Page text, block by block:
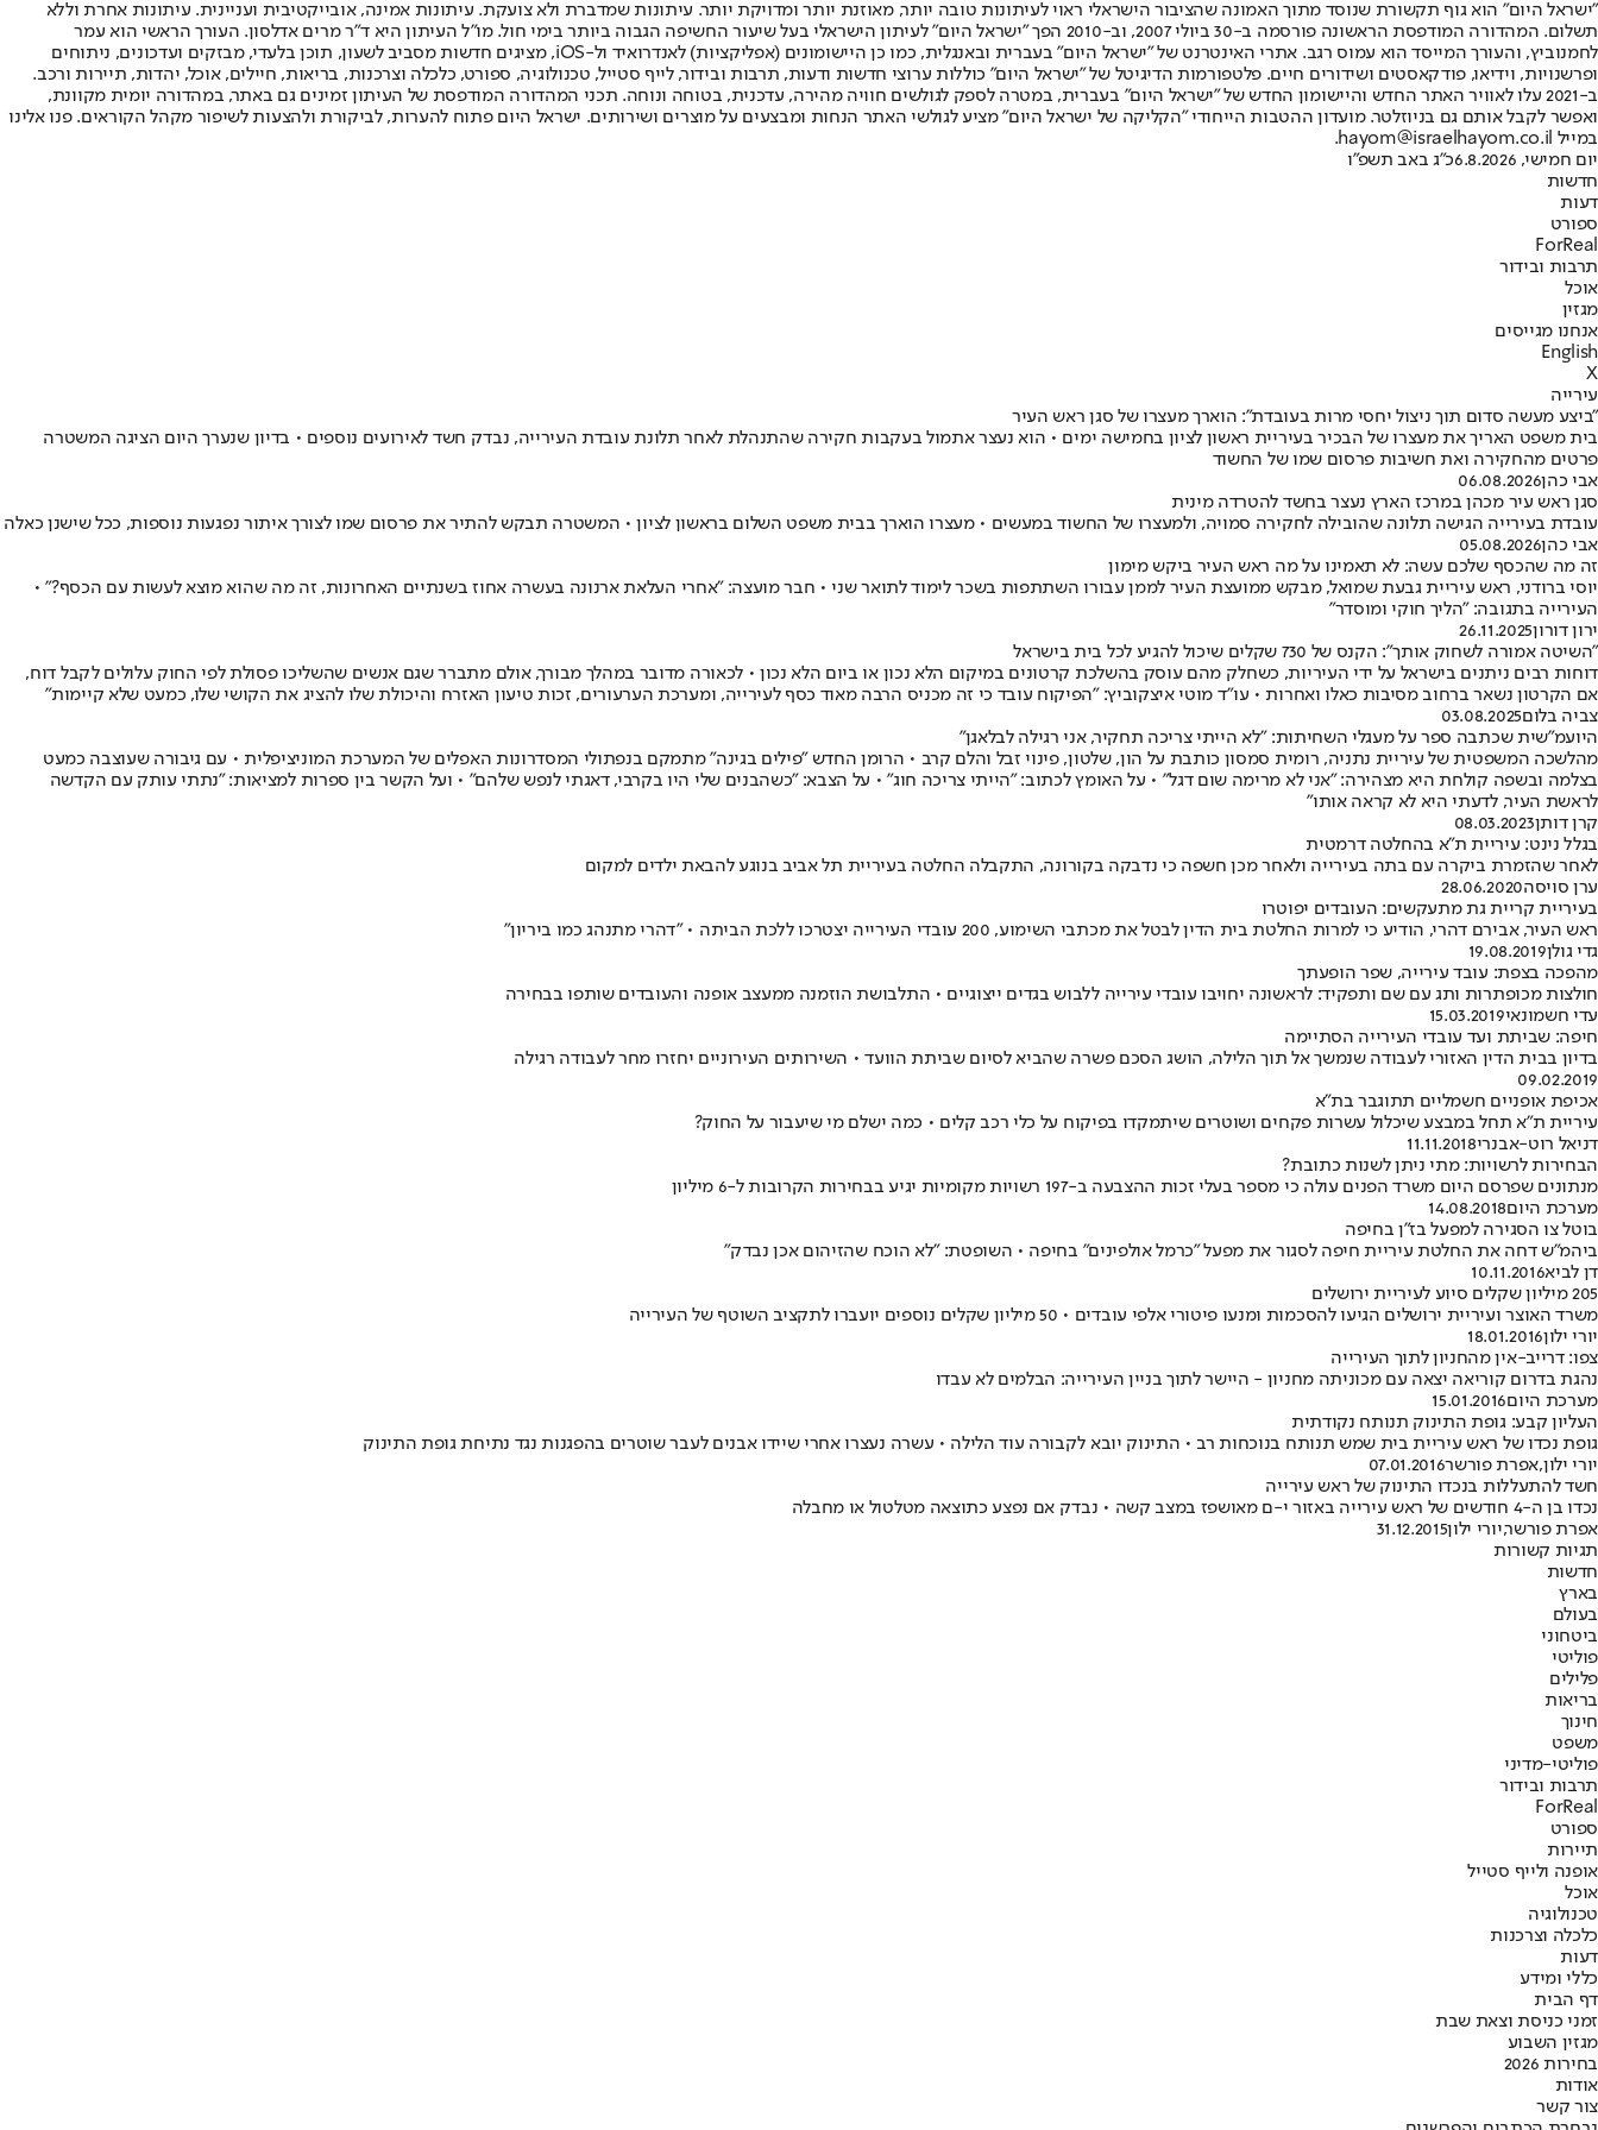
"ישראל היום" הוא גוף תקשורת שנוסד מתוך האמונה שהציבור הישראלי ראוי לעיתונות טובה יותר, מאוזנת יותר ומדויקת יותר. עיתונות שמדברת ולא צועקת. עיתונות אמינה, אובייקטיבית ועניינית. עיתונות אחרת וללא
תשלום. המהדורה המודפסת הראשונה פורסמה ב-30 ביולי 2007, וב-2010 הפך "ישראל היום" לעיתון הישראלי בעל שיעור החשיפה הגבוה ביותר בימי חול. מו"ל העיתון היא ד"ר מרים אדלסון. העורך הראשי הוא עמר
לחמנוביץ, והעורך המייסד הוא עמוס רגב. אתרי האינטרנט של "ישראל היום" בעברית ובאנגלית, כמו כן היישומונים (אפליקציות) לאנדרואיד ול-iOS, מציגים חדשות מסביב לשעון, תוכן בלעדי, מבזקים ועדכונים, ניתוחים
ופרשנויות, וידיאו, פודקאסטים ושידורים חיים. פלטפורמות הדיגיטל של "ישראל היום" כוללות ערוצי חדשות ודעות, תרבות ובידור, לייף סטייל, טכנולוגיה, ספורט, כלכלה וצרכנות, בריאות, חיילים, אוכל, יהדות, תיירות ורכב.
ב-2021 עלו לאוויר האתר החדש והיישומון החדש של "ישראל היום" בעברית, במטרה לספק לגולשים חוויה מהירה, עדכנית, בטוחה ונוחה. תכני המהדורה המודפסת של העיתון זמינים גם באתר, במהדורה יומית מקוונת,
ואפשר לקבל אותם גם בניוזלטר. מועדון ההטבות הייחודי "הקליקה של ישראל היום" מציע לגולשי האתר הנחות ומבצעים על מוצרים ושירותים. ישראל היום פתוח להערות, לביקורת ולהצעות לשיפור מקהל הקוראים. פנו אלינו
במייל hayom@israelhayom.co.il.
יום חמישי, 6.8.2026
כ"ג באב תשפ"ו
חדשות
דעות
ספורט
ForReal
תרבות ובידור
אוכל
מגזין
אנחנו מגייסים
English
X
עירייה
"ביצע מעשה סדום תוך ניצול יחסי מרות בעובדת": הוארך מעצרו של סגן ראש העיר
בית משפט האריך את מעצרו של הבכיר בעיריית ראשון לציון בחמישה ימים • הוא נעצר אתמול בעקבות חקירה שהתנהלת לאחר תלונת עובדת העירייה, נבדק חשד לאירועים נוספים • בדיון שנערך היום הציגה המשטרה
פרטים מהחקירה ואת חשיבות פרסום שמו של החשוד
אבי כהן06.08.2026
סגן ראש עיר מכהן במרכז הארץ נעצר בחשד להטרדה מינית
עובדת בעירייה הגישה תלונה שהובילה לחקירה סמויה, ולמעצרו של החשוד במעשים • מעצרו הוארך בבית משפט השלום בראשון לציון • המשטרה תבקש להתיר את פרסום שמו לצורך איתור נפגעות נוספות, ככל שישנן כאלה
אבי כהן05.08.2026
זה מה שהכסף שלכם עשה: לא תאמינו על מה ראש העיר ביקש מימון
יוסי ברודני, ראש עיריית גבעת שמואל, מבקש ממועצת העיר לממן עבורו השתתפות בשכר לימוד לתואר שני • חבר מועצה: "אחרי העלאת ארנונה בעשרה אחוז בשנתיים האחרונות, זה מה שהוא מוצא לעשות עם הכסף?" •
העירייה בתגובה: "הליך חוקי ומוסדר"
ירון דורון26.11.2025
"השיטה אמורה לשחוק אותך": הקנס של 730 שקלים שיכול להגיע לכל בית בישראל
דוחות רבים ניתנים בישראל על ידי העיריות, כשחלק מהם עוסק בהשלכת קרטונים במיקום הלא נכון או ביום הלא נכון • לכאורה מדובר במהלך מבורך, אולם מתברר שגם אנשים שהשליכו פסולת לפי החוק עלולים לקבל דוח,
אם הקרטון נשאר ברחוב מסיבות כאלו ואחרות • עו"ד מוטי איצקוביץ: "הפיקוח עובד כי זה מכניס הרבה מאוד כסף לעירייה, ומערכת הערעורים, זכות טיעון האזרח והיכולת שלו להציג את הקושי שלו, כמעט שלא קיימות"
צביה בלום03.08.2025
היועמ"שית שכתבה ספר על מעגלי השחיתות: "לא הייתי צריכה תחקיר, אני רגילה לבלאגן"
מהלשכה המשפטית של עיריית נתניה, רומית סמסון כותבת על הון, שלטון, פינוי זבל והלם קרב • הרומן החדש "פילים בגינה" מתמקם בנפתולי המסדרונות האפלים של המערכת המוניציפלית • עם גיבורה שעוצבה כמעט
בצלמה ובשפה קולחת היא מצהירה: "אני לא מרימה שום דגל" • על האומץ לכתוב: "הייתי צריכה חוג" • על הצבא: "כשהבנים שלי היו בקרבי, דאגתי לנפש שלהם" • ועל הקשר בין ספרות למציאות: "נתתי עותק עם הקדשה
לראשת העיר, לדעתי היא לא קראה אותו"
קרן דותן08.03.2023
בגלל נינט: עיריית ת"א בהחלטה דרמטית
לאחר שהזמרת ביקרה עם בתה בעירייה ולאחר מכן חשפה כי נדבקה בקורונה, התקבלה החלטה בעיריית תל אביב בנוגע להבאת ילדים למקום
ערן סויסה28.06.2020
בעיריית קריית גת מתעקשים: העובדים יפוטרו
ראש העיר, אבירם דהרי, הודיע כי למרות החלטת בית הדין לבטל את מכתבי השימוע, 200 עובדי העירייה יצטרכו ללכת הביתה • "דהרי מתנהג כמו ביריון"
גדי גולן19.08.2019
מהפכה בצפת: עובד עירייה, שפר הופעתך
חולצות מכופתרות ותג עם שם ותפקיד: לראשונה יחויבו עובדי עירייה ללבוש בגדים ייצוגיים • התלבושת הוזמנה ממעצב אופנה והעובדים שותפו בבחירה
עדי חשמונאי15.03.2019
חיפה: שביתת ועד עובדי העירייה הסתיימה
בדיון בבית הדין האזורי לעבודה שנמשך אל תוך הלילה, הושג הסכם פשרה שהביא לסיום שביתת הוועד • השירותים העירוניים יחזרו מחר לעבודה רגילה
09.02.2019
אכיפת אופניים חשמליים תתוגבר בת"א
עיריית ת"א תחל במבצע שיכלול עשרות פקחים ושוטרים שיתמקדו בפיקוח על כלי רכב קלים • כמה ישלם מי שיעבור על החוק?
דניאל רוט-אבנרי11.11.2018
הבחירות לרשויות: מתי ניתן לשנות כתובת?
מנתונים שפרסם היום משרד הפנים עולה כי מספר בעלי זכות ההצבעה ב-197 רשויות מקומיות יגיע בבחירות הקרובות ל-6 מיליון
מערכת היום14.08.2018
בוטל צו הסגירה למפעל בז"ן בחיפה
ביהמ"ש דחה את החלטת עיריית חיפה לסגור את מפעל "כרמל אולפינים" בחיפה • השופטת: "לא הוכח שהזיהום אכן נבדק"
דן לביא10.11.2016
205 מיליון שקלים סיוע לעיריית ירושלים
משרד האוצר ועיריית ירושלים הגיעו להסכמות ומנעו פיטורי אלפי עובדים • 50 מיליון שקלים נוספים יועברו לתקציב השוטף של העירייה
יורי ילון18.01.2016
צפו: דרייב-אין מהחניון לתוך העירייה
נהגת בדרום קוריאה יצאה עם מכוניתה מחניון - היישר לתוך בניין העירייה: הבלמים לא עבדו
מערכת היום15.01.2016
העליון קבע: גופת התינוק תנותח נקודתית
גופת נכדו של ראש עיריית בית שמש תנותח בנוכחות רב • התינוק יובא לקבורה עוד הלילה • עשרה נעצרו אחרי שיידו אבנים לעבר שוטרים בהפגנות נגד נתיחת גופת התינוק
יורי ילון,אפרת פורשר07.01.2016
חשד להתעללות בנכדו התינוק של ראש עירייה
נכדו בן ה-4 חודשים של ראש עירייה באזור י-ם מאושפז במצב קשה • נבדק אם נפצע כתוצאה מטלטול או מחבלה
אפרת פורשר,יורי ילון31.12.2015
תגיות קשורות
חדשות
בארץ
בעולם
ביטחוני
פוליטי
פלילים
בריאות
חינוך
משפט
פוליטי-מדיני
תרבות ובידור
ForReal
ספורט
תיירות
אופנה ולייף סטייל
אוכל
טכנולוגיה
כלכלה וצרכנות
דעות
כללי ומידע
דף הבית
זמני כניסת וצאת שבת
מגזין השבוע
בחירות 2026
אודות
צור קשר